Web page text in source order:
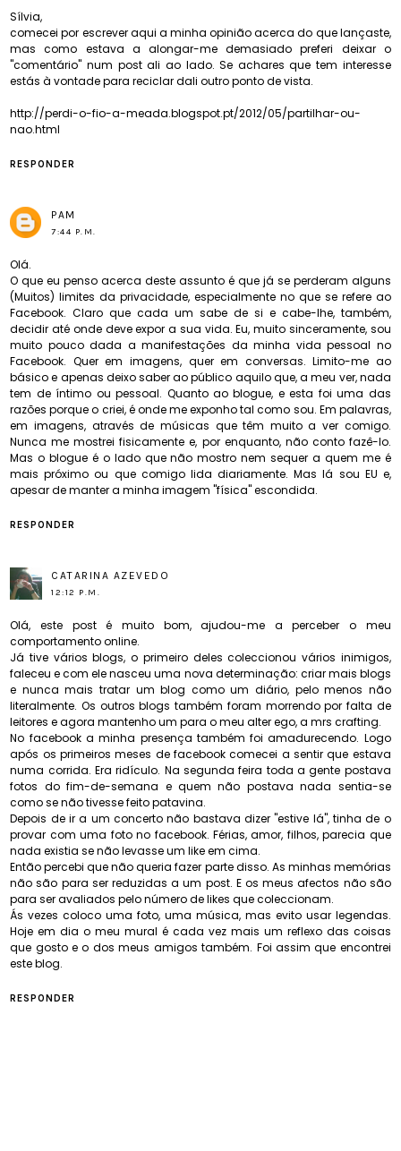
Sílvia,
comecei por escrever aqui a minha opinião acerca do que lançaste,
mas como estava a alongar-me demasiado preferi deixar o
"comentário" num post ali ao lado. Se achares que tem interesse
estás à vontade para reciclar dali outro ponto de vista.
http://perdi-o-fio-a-meada.blogspot.pt/2012/05/partilhar-ou-
nao.html
RESPONDER
PAM
7:44 P.M.
Olá.
O que eu penso acerca deste assunto é que já se perderam alguns
(Muitos) limites da privacidade, especialmente no que se refere ao
Facebook. Claro que cada um sabe de si e cabe-lhe, também,
decidir até onde deve expor a sua vida. Eu, muito sinceramente, sou
muito pouco dada a manifestações da minha vida pessoal no
Facebook. Quer em imagens, quer em conversas. Limito-me ao
básico e apenas deixo saber ao público aquilo que, a meu ver, nada
tem de íntimo ou pessoal. Quanto ao blogue, e esta foi uma das
razões porque o criei, é onde me exponho tal como sou. Em palavras,
em imagens, através de músicas que têm muito a ver comigo.
Nunca me mostrei fisicamente e, por enquanto, não conto fazê-lo.
Mas o blogue é o lado que não mostro nem sequer a quem me é
mais próximo ou que comigo lida diariamente. Mas lá sou EU e,
apesar de manter a minha imagem "física" escondida.
RESPONDER
CATARINA AZEVEDO
12:12 P.M.
Olá, este post é muito bom, ajudou-me a perceber o meu
comportamento online.
Já tive vários blogs, o primeiro deles coleccionou vários inimigos,
faleceu e com ele nasceu uma nova determinação: criar mais blogs
e nunca mais tratar um blog como um diário, pelo menos não
literalmente. Os outros blogs também foram morrendo por falta de
leitores e agora mantenho um para o meu alter ego, a mrs crafting.
No facebook a minha presença também foi amadurecendo. Logo
após os primeiros meses de facebook comecei a sentir que estava
numa corrida. Era ridículo. Na segunda feira toda a gente postava
fotos do fim-de-semana e quem não postava nada sentia-se
como se não tivesse feito patavina.
Depois de ir a um concerto não bastava dizer "estive lá", tinha de o
provar com uma foto no facebook. Férias, amor, filhos, parecia que
nada existia se não levasse um like em cima.
Então percebi que não queria fazer parte disso. As minhas memórias
não são para ser reduzidas a um post. E os meus afectos não são
para ser avaliados pelo número de likes que coleccionam.
Ás vezes coloco uma foto, uma música, mas evito usar legendas.
Hoje em dia o meu mural é cada vez mais um reflexo das coisas
que gosto e o dos meus amigos também. Foi assim que encontrei
este blog.
RESPONDER